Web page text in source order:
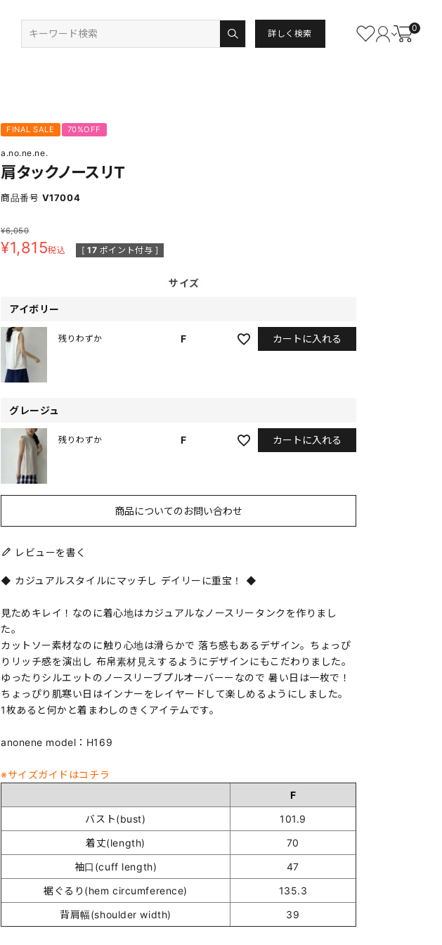
詳しく検索
0
FINAL SALE 70%OFF
a.no.ne.ne.
肩タックノースリＴ
商品番号 V17004
¥6,050
¥1,815税込 [ 17 ポイント付与 ]
サイズ
アイボリー
F
残りわずか カートに入れる
グレージュ
F
残りわずか カートに入れる
商品についてのお問い合わせ
レビューを書く
◆ カジュアルスタイルにマッチし デイリーに重宝！ ◆
見ためキレイ！なのに着心地はカジュアルなノースリータンクを作りまし
た。
カットソー素材なのに触り心地は滑らかで 落ち感もあるデザイン。ちょっぴ
りリッチ感を演出し 布帛素材見えするようにデザインにもこだわりました。
ゆったりシルエットのノースリーブプルオーバーーなので 暑い日は一枚で！
ちょっぴり肌寒い日はインナーをレイヤードして楽しめるようにしました。
1枚あると何かと着まわしのきくアイテムです。
anonene model：H169
※サイズガイドはコチラ
F
バスト(bust)
101.9
着丈(length)
70
袖口(cuff length)
47
裾ぐるり(hem circumference)
135.3
背肩幅(shoulder width)
39